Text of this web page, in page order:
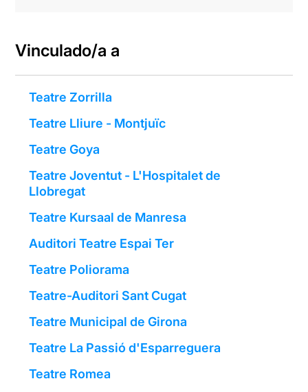
Vinculado/a a
Teatre Zorrilla
Teatre Lliure - Montjuïc
Teatre Goya
Teatre Joventut - L'Hospitalet de
Llobregat
Teatre Kursaal de Manresa
Auditori Teatre Espai Ter
Teatre Poliorama
Teatre-Auditori Sant Cugat
Teatre Municipal de Girona
Teatre La Passió d'Esparreguera
Teatre Romea